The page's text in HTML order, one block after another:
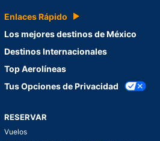
Enlaces Rápido
Los mejores destinos de México
Destinos Internacionales
Top Aerolíneas
Tus Opciones de Privacidad
RESERVAR
Vuelos